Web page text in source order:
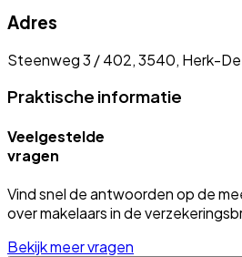
Adres
Steenweg 3 / 402, 3540, Herk-
Praktische informatie
Veelgestelde
vragen
Vind snel de antwoorden op de
over makelaars in de
Bekijk meer vragen